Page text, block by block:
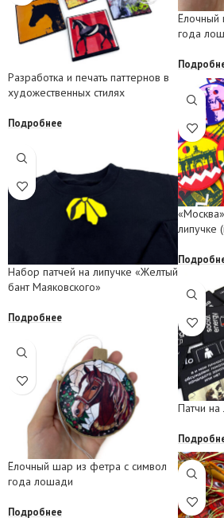
Ёлочный
года
Разработка и печать паттернов в
художественных стилях
Подробнее
липучке
Набор патчей на липучке «Желтый
бант Маяковского»
Подробнее
Патчи
Ёлочный шар из фетра с символ
года лошади
Подробнее